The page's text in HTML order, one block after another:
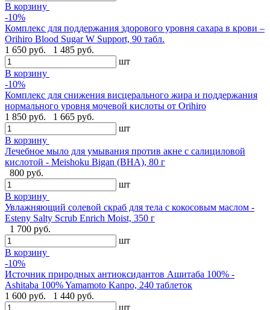
В корзину
-10%
Комплекс для поддержания здорового уровня сахара в крови –
Orihiro Blood Sugar W Support, 90 табл.
1 650 руб.
1 485 руб.
шт
В корзину
-10%
Комплекс для снижения висцерального жира и поддержания
нормального уровня мочевой кислоты от Orihiro
1 850 руб.
1 665 руб.
шт
В корзину
Лечебное мыло для умывания против акне с салициловой
кислотой - Meishoku Bigan (BHA), 80 г
800 руб.
шт
В корзину
Увлажняющий солевой скраб для тела с кокосовым маслом -
Esteny Salty Scrub Enrich Moist, 350 г
1 700 руб.
шт
В корзину
-10%
Источник природных антиоксидантов Ашитаба 100% -
Ashitaba 100% Yamamoto Kanpo, 240 таблеток
1 600 руб.
1 440 руб.
шт